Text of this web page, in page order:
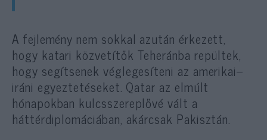
A fejlemény nem sokkal azután érkezett,
hogy katari közvetítők Teheránba repültek,
hogy segítsenek véglegesíteni az amerikai–
iráni egyeztetéseket. Qatar az elmúlt
hónapokban kulcsszereplővé vált a
háttérdiplomáciában, akárcsak Pakisztán.